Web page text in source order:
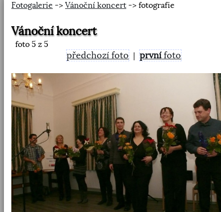
Fotogalerie -> Vánoční koncert -> fotografie
Vánoční koncert
foto 5 z 5
předchozí foto |prvnífoto